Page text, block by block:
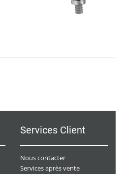
Services Client
Nous contacter
Services après vente